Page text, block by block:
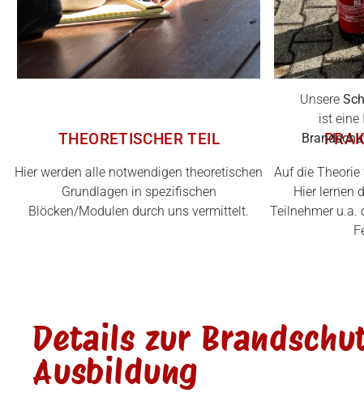
DGUV ‑
Unsere
ist eine
THEORETISCHER TEIL
Hier werden alle notwendigen theoretischen
Grundlagen in spezifischen
Blöcken/Modulen durch uns vermittelt.
Auf die
Hier lernen
Teilnehmer u.a.
Details zur
Ausbildung